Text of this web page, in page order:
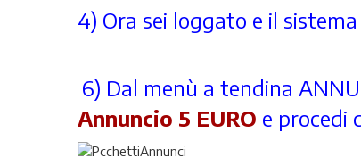
4) Ora sei loggato e il
6) Dal menù a tendina
Annuncio 5 EURO e procedi